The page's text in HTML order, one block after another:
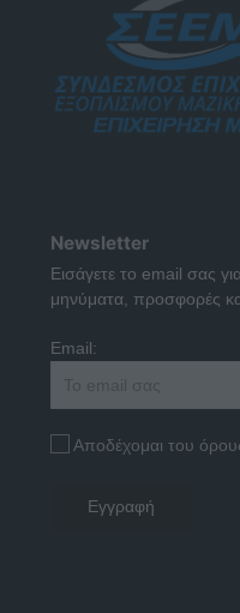
Newsletter
Εισάγετε το email σας
μηνύματα, προσφορές
Email:
Αποδέχομαι του